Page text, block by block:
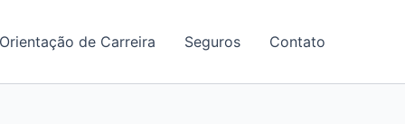
Orientação de Carreira Seguros Contato